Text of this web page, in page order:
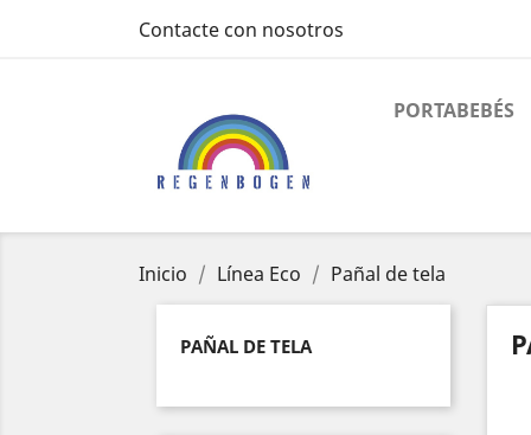
Contacte con nosotros
PORTABEBÉS
Inicio Línea Eco Pañal de tela
PAÑAL DE TELA